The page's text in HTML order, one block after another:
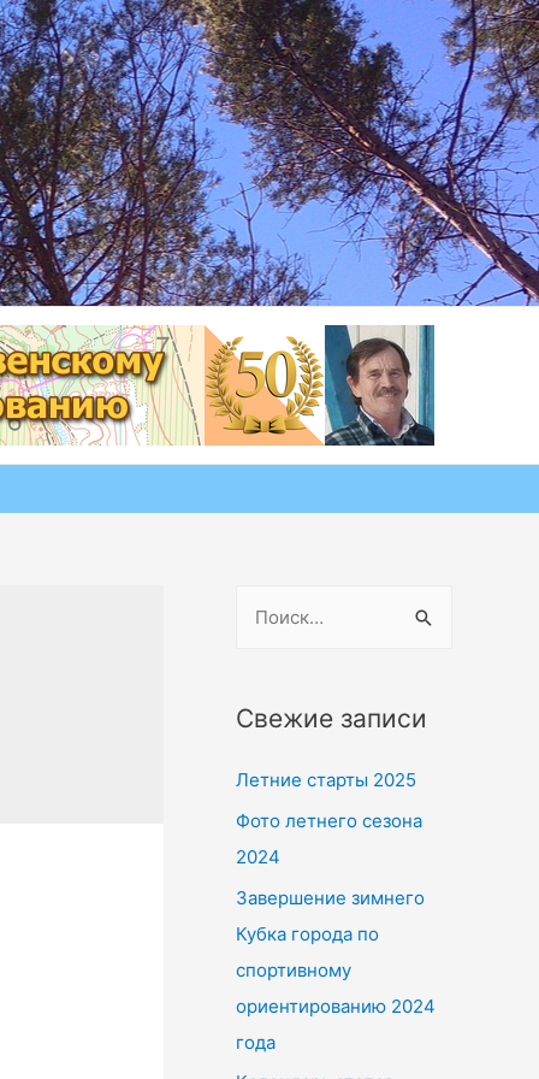
т
:
Свежие записи
Летние старты 2025
Фото летнего сезона
2024
Завершение зимнего
Кубка города по
спортивному
ориентированию 2024
года